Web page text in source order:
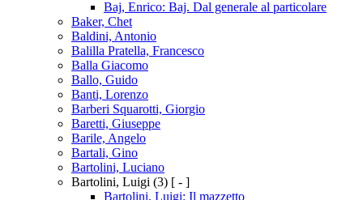
Baj, Enrico: Baj. Dal generale al particolare
Baker, Chet
Baldini, Antonio
Balilla Pratella, Francesco
Balla Giacomo
Ballo, Guido
Banti, Lorenzo
Barberi Squarotti, Giorgio
Baretti, Giuseppe
Barile, Angelo
Bartali, Gino
Bartolini, Luciano
Bartolini, Luigi (3) [ - ]
Bartolini, Luigi: Il mazzetto